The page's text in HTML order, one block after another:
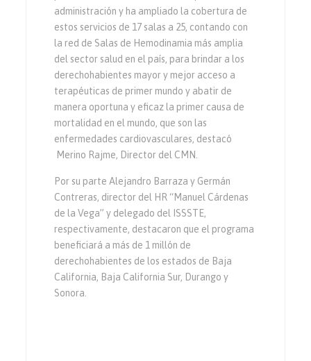
administración y ha ampliado la cobertura de
estos servicios de 17 salas a 25, contando con
la red de Salas de Hemodinamia más amplia
del sector salud en el país, para brindar a los
derechohabientes mayor y mejor acceso a
terapéuticas de primer mundo y abatir de
manera oportuna y eficaz la primer causa de
mortalidad en el mundo, que son las
enfermedades cardiovasculares, destacó
Merino Rajme, Director del CMN.
Por su parte Alejandro Barraza y Germán
Contreras, director del HR “Manuel Cárdenas
de la Vega” y delegado del ISSSTE,
respectivamente, destacaron que el programa
beneficiará a más de 1 millón de
derechohabientes de los estados de Baja
California, Baja California Sur, Durango y
Sonora.